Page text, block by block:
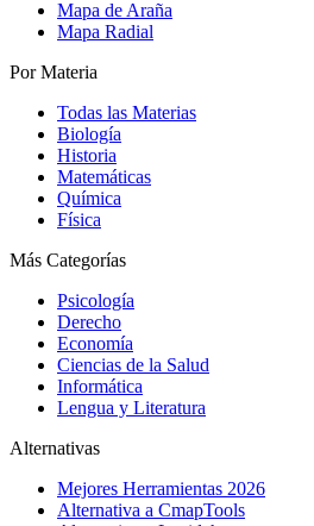
Mapa de Araña
Mapa Radial
Por Materia
Todas las Materias
Biología
Historia
Matemáticas
Química
Física
Más Categorías
Psicología
Derecho
Economía
Ciencias de la Salud
Informática
Lengua y Literatura
Alternativas
Mejores Herramientas 2026
Alternativa a CmapTools